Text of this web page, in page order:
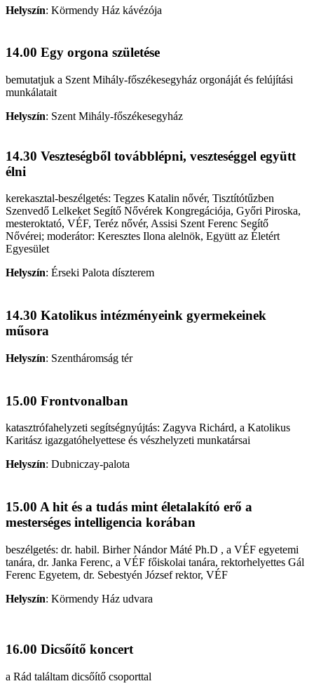
Helyszín: Körmendy Ház kávézója
14.00 Egy orgona születése
bemutatjuk a Szent Mihály-főszékesegyház orgonáját és felújítási
munkálatait
Helyszín: Szent Mihály-főszékesegyház
14.30 Veszteségből továbblépni, veszteséggel együtt
élni
kerekasztal-beszélgetés: Tegzes Katalin nővér, Tisztítótűzben
Szenvedő Lelkeket Segítő Nővérek Kongregációja, Győri Piroska,
mesteroktató, VÉF, Teréz nővér, Assisi Szent Ferenc Segítő
Nővérei; moderátor: Keresztes Ilona alelnök, Együtt az Életért
Egyesület
Helyszín: Érseki Palota díszterem
14.30 Katolikus intézményeink gyermekeinek
műsora
Helyszín: Szentháromság tér
15.00 Frontvonalban
katasztrófahelyzeti segítségnyújtás: Zagyva Richárd, a Katolikus
Karitász igazgatóhelyettese és vészhelyzeti munkatársai
Helyszín: Dubniczay-palota
15.00 A hit és a tudás mint életalakító erő a
mesterséges intelligencia korában
beszélgetés: dr. habil. Birher Nándor Máté Ph.D , a VÉF egyetemi
tanára, dr. Janka Ferenc, a VÉF főiskolai tanára, rektorhelyettes Gál
Ferenc Egyetem, dr. Sebestyén József rektor, VÉF
Helyszín: Körmendy Ház udvara
16.00 Dicsőítő koncert
a Rád találtam dicsőítő csoporttal